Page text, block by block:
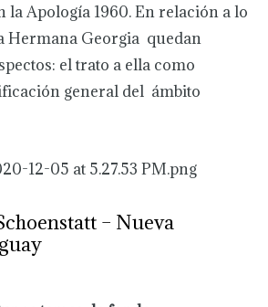
la Apología 1960. En relación a lo
Hermana Georgia quedan
el trato a ella como
general del ámbito
– Nueva